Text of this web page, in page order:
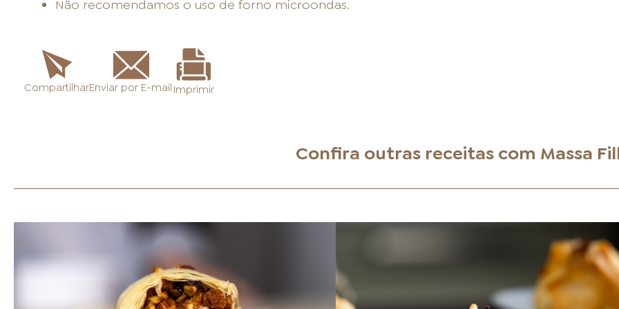
Não recomendamos o uso de forno microondas.
CompartilharEnviar por E-mail Imprimir
Confira outras receitas com Massa